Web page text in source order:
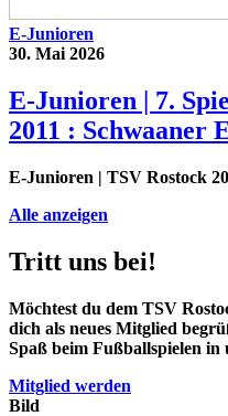
E-Junioren
30. Mai 2026
E-Junioren | 7.
2011 : Schwaaner
E-Junioren | TSV Rostock
Alle anzeigen
Tritt uns bei!
Möchtest du dem TSV
dich als neues Mitglied
Spaß beim Fußballspielen in
Mitglied werden
Bild